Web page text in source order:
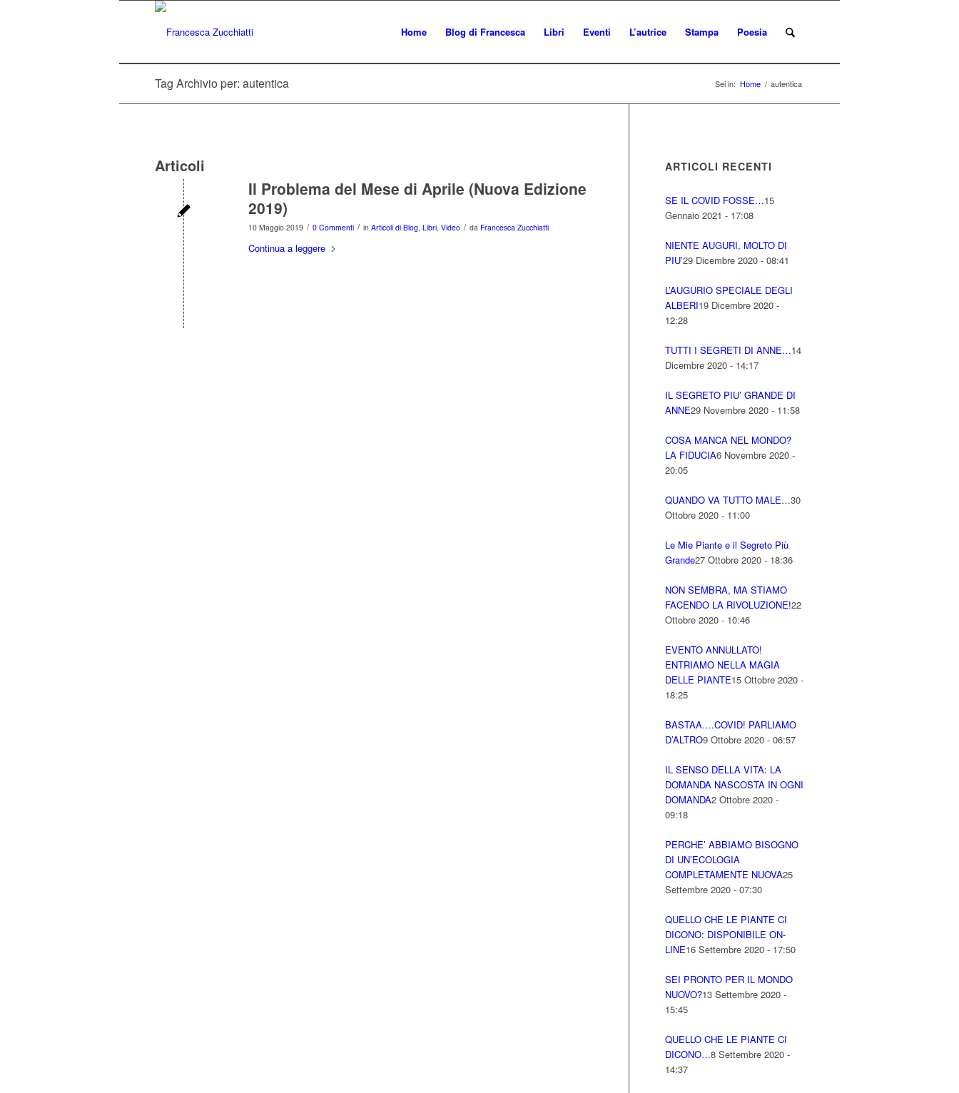
Home Blog di Francesca Libri Eventi L’autrice Stampa Poesia
Tag Archivio per: autentica Sei in: Home / autentica
Articoli
Il Problema del Mese di Aprile (Nuova Edizione
2019)
10 Maggio 2019 / 0 Commenti / in Articoli di Blog, Libri, Video / da Francesca Zucchiatti
Continua a leggere
ARTICOLI RECENTI
SE IL COVID FOSSE…15
Gennaio 2021 - 17:08
NIENTE AUGURI, MOLTO DI
PIU’29 Dicembre 2020 - 08:41
L’AUGURIO SPECIALE DEGLI
ALBERI19 Dicembre 2020 -
12:28
TUTTI I SEGRETI DI ANNE…14
Dicembre 2020 - 14:17
IL SEGRETO PIU’ GRANDE DI
ANNE29 Novembre 2020 - 11:58
COSA MANCA NEL MONDO?
LA FIDUCIA6 Novembre 2020 -
20:05
QUANDO VA TUTTO MALE…30
Ottobre 2020 - 11:00
Le Mie Piante e il Segreto Più
Grande27 Ottobre 2020 - 18:36
NON SEMBRA, MA STIAMO
FACENDO LA RIVOLUZIONE!22
Ottobre 2020 - 10:46
EVENTO ANNULLATO!
ENTRIAMO NELLA MAGIA
DELLE PIANTE15 Ottobre 2020 -
18:25
BASTAA….COVID! PARLIAMO
D’ALTRO9 Ottobre 2020 - 06:57
IL SENSO DELLA VITA: LA
DOMANDA NASCOSTA IN OGNI
DOMANDA2 Ottobre 2020 -
09:18
PERCHE’ ABBIAMO BISOGNO
DI UN’ECOLOGIA
COMPLETAMENTE NUOVA25
Settembre 2020 - 07:30
QUELLO CHE LE PIANTE CI
DICONO: DISPONIBILE ON-
LINE16 Settembre 2020 - 17:50
SEI PRONTO PER IL MONDO
NUOVO?13 Settembre 2020 -
15:45
QUELLO CHE LE PIANTE CI
DICONO…8 Settembre 2020 -
14:37